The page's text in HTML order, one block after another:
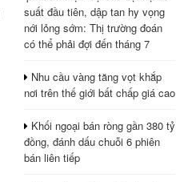
suất đầu tiên, dập tan hy vọng
nới lỏng sớm: Thị trường đoán
có thể phải đợi đến tháng 7
Nhu cầu vàng tăng vọt khắp
nơi trên thế giới bất chấp giá cao
Khối ngoại bán ròng gần 380 tỷ
đồng, đánh dấu chuỗi 6 phiên
bán liên tiếp